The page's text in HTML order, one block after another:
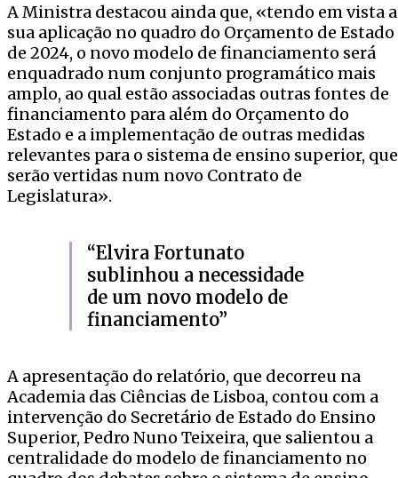
A Ministra destacou ainda que, «tendo em vista a
sua aplicação no quadro do Orçamento de Estado
de 2024, o novo modelo de financiamento será
enquadrado num conjunto programático mais
amplo, ao qual estão associadas outras fontes de
financiamento para além do Orçamento do
Estado e a implementação de outras medidas
relevantes para o sistema de ensino superior, que
serão vertidas num novo Contrato de
Legislatura».
“Elvira Fortunato
sublinhou a necessidade
de um novo modelo de
financiamento”
A apresentação do relatório, que decorreu na
Academia das Ciências de Lisboa, contou com a
intervenção do Secretário de Estado do Ensino
Superior, Pedro Nuno Teixeira, que salientou a
centralidade do modelo de financiamento no